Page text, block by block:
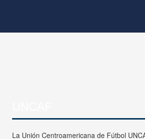
La Unión Centroamericana de Fútbol